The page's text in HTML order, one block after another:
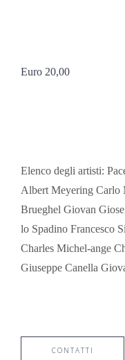
Euro 20,00
Elenco degli artisti:
Albert Meyering Carlo
Brueghel Giovan
lo Spadino Francesco
Charles Michel-ange
Giuseppe Canella
CONTATTI